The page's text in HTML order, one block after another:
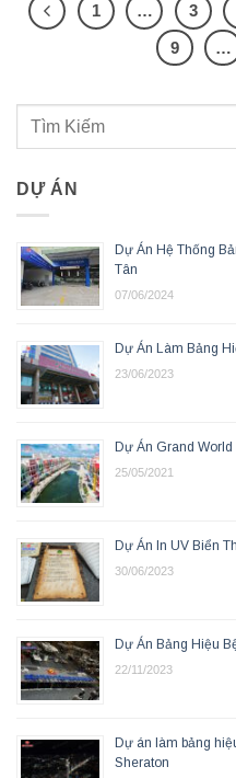
1 … 3
9
…
DỰ ÁN
Dự Án Hệ Thống
Tân
07/06/2024
Dự Án Làm Bảng
23/06/2023
Dự Án Grand
25/05/2021
Dự Án In UV Biển
30/06/2023
Dự Án Bảng Hiệu
22/11/2023
Dự án làm bảng
Sheraton